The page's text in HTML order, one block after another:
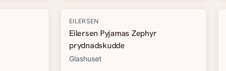
EILERSEN
Eilersen Pyjamas Zephyr
prydnadskudde
Glashuset